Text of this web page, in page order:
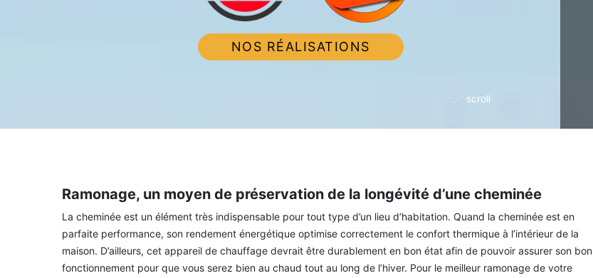
scroll
NOS RÉALISATIONS
Ramonage, un moyen de préservation de la longévité d’une cheminée
La cheminée est un élément très indispensable pour tout type d’un lieu d’habitation. Quand la cheminée est en
parfaite performance, son rendement énergétique optimise correctement le confort thermique à l’intérieur de la
maison. D’ailleurs, cet appareil de chauffage devrait être durablement en bon état afin de pouvoir assurer son bon
fonctionnement pour que vous serez bien au chaud tout au long de l’hiver. Pour le meilleur ramonage de votre